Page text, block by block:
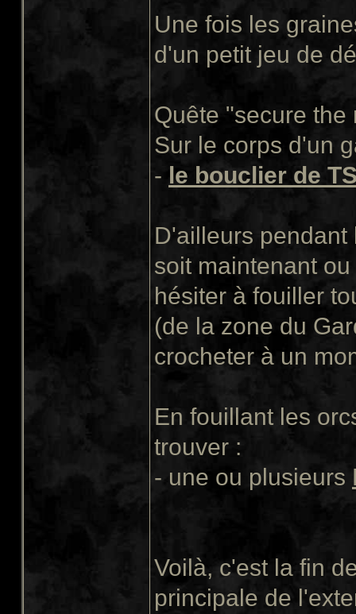
Une fois les
d'un petit jeu de
Quête "secure the
Sur le corps d'un
- le bouclier de
D'ailleurs
soit maintenant
hésiter à fouiller
(de la zone du
crocheter à un
En fouillant les
trouver :
- une ou plusieurs
Voilà, c'est la fin
principale de